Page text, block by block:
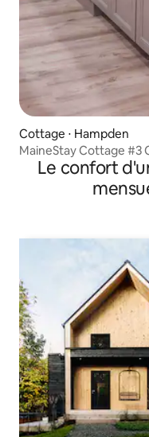
Cottage ⋅ Hampden
MaineStay Cottage #3
Le confort